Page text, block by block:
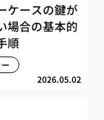
ケースの鍵が
場合の基本的
順
2026.05.02